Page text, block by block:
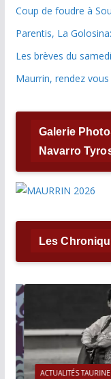
Coup de foudre à
Parentis, La
Les brèves du
Maurrin, rendez
Galerie
Navarro
Les
ACTUALITÉS TAURINES